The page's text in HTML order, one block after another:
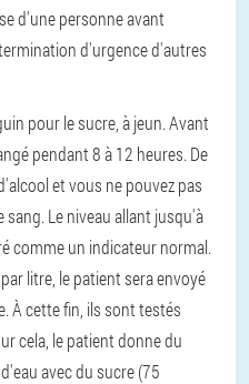
d'une personne avant
d'urgence d'autres
pour le sucre, à jeun. Avant
pendant 8 à 12 heures. De
et vous ne pouvez pas
Le niveau allant jusqu'à
comme un indicateur normal.
litre, le patient sera envoyé
À cette fin, ils sont testés
cela, le patient donne du
avec du sucre (75